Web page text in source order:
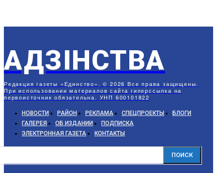
АДЗIНСТВА
Редакция газеты «Единство». © 2026 Все права защищены.
При использовании материалов сайта гиперссылка на
первоисточник обязательна. УНП 600101822
НОВОСТИ РАЙОН РЕКЛАМА СПЕЦПРОЕКТЫ
БЛОГИ
ГАЛЕРЕЯ
ОБ ИЗДАНИИ
ПОДПИСКА
ЭЛЕКТРОННАЯ ГАЗЕТА
КОНТАКТЫ
ПОИСК